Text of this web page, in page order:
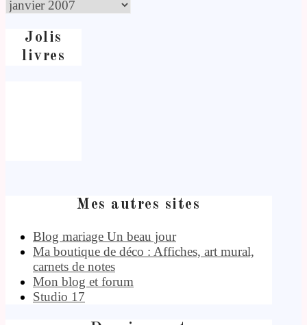
Jolis
livres
Mes autres sites
Blog mariage Un beau jour
Ma boutique de déco : Affiches, art mural,
carnets de notes
Mon blog et forum
Studio 17